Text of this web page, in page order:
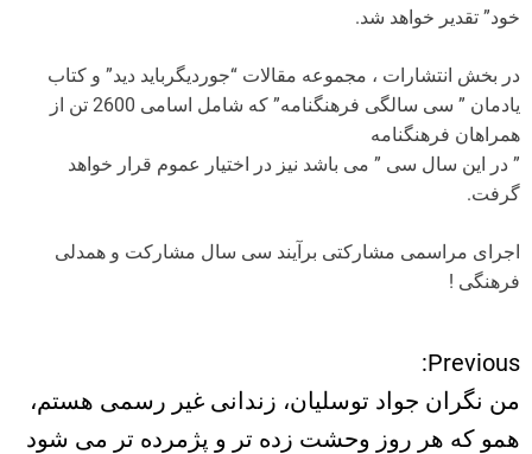
خود” تقدیر خواهد شد.
در بخش انتشارات ، مجموعه مقالات “جوردیگرباید دید” و کتاب
یادمان ” سی سالگی فرهنگنامه” که شامل اسامی 2600 تن از
همراهان فرهنگنامه
” در این سال سی ” می باشد نیز در اختیار عموم قرار خواهد
گرفت.
اجرای مراسمی مشارکتی برآیند سی سال مشارکت و همدلی
فرهنگی !
ر
ا
Previous:
من نگران جواد توسلیان، زندانی غیر رسمی هستم،
همو که هر روز وحشت زده تر و پژمرده تر می شود